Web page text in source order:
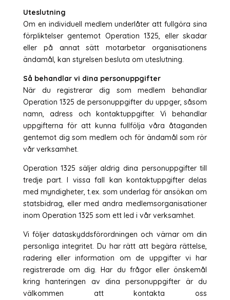
Uteslutning
Om en individuell medlem underlåter att fullgöra sina
förpliktelser gentemot Operation 1325, eller skadar
eller på annat sätt motarbetar organisationens
ändamål, kan styrelsen besluta om uteslutning.
Så behandlar vi dina personuppgifter
När du registrerar dig som medlem behandlar
Operation 1325 de personuppgifter du uppger, såsom
namn, adress och kontaktuppgifter. Vi behandlar
uppgifterna för att kunna fullfölja våra åtaganden
gentemot dig som medlem och för ändamål som rör
vår verksamhet.
Operation 1325 säljer aldrig dina personuppgifter till
tredje part. I vissa fall kan kontaktuppgifter delas
med myndigheter, t.ex. som underlag för ansökan om
statsbidrag, eller med andra medlemsorganisationer
inom Operation 1325 som ett led i vår verksamhet.
Vi följer dataskyddsförordningen och värnar om din
personliga integritet. Du har rätt att begära rättelse,
radering eller information om de uppgifter vi har
registrerade om dig. Har du frågor eller önskemål
kring hanteringen av dina personuppgifter är du
välkommen att kontakta oss